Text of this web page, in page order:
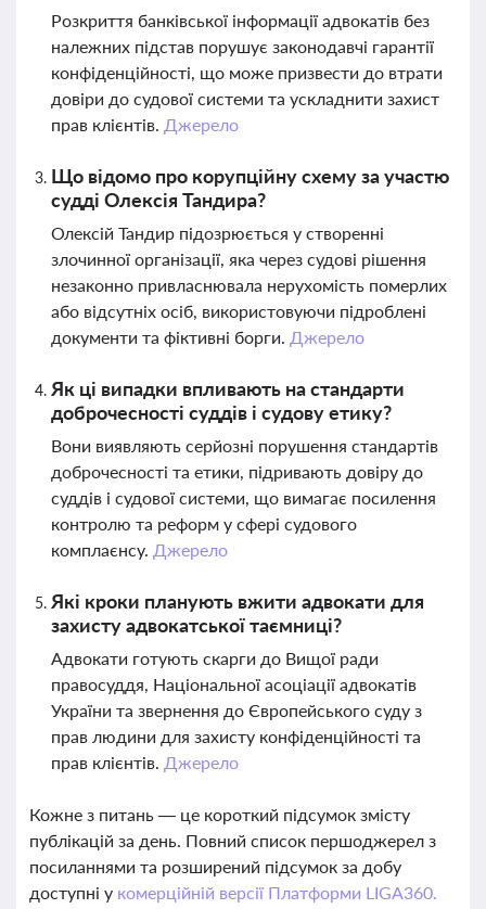
Розкриття банківської інформації адвокатів без
належних підстав порушує законодавчі гарантії
конфіденційності, що може призвести до втрати
довіри до судової системи та ускладнити захист
прав клієнтів. Джерело
Що відомо про корупційну схему за участю
судді Олексія Тандира?
Олексій Тандир підозрюється у створенні
злочинної організації, яка через судові рішення
незаконно привласнювала нерухомість померлих
або відсутніх осіб, використовуючи підроблені
документи та фіктивні борги. Джерело
Як ці випадки впливають на стандарти
доброчесності суддів і судову етику?
Вони виявляють серйозні порушення стандартів
доброчесності та етики, підривають довіру до
суддів і судової системи, що вимагає посилення
контролю та реформ у сфері судового
комплаєнсу. Джерело
Які кроки планують вжити адвокати для
захисту адвокатської таємниці?
Адвокати готують скарги до Вищої ради
правосуддя, Національної асоціації адвокатів
України та звернення до Європейського суду з
прав людини для захисту конфіденційності та
прав клієнтів. Джерело
Кожне з питань — це короткий підсумок змісту
публікацій за день. Повний список першоджерел з
посиланнями та розширений підсумок за добу
доступні у комерційній версії Платформи LIGA360.